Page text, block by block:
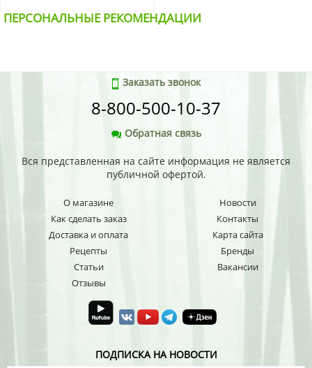
ПЕРСОНАЛЬНЫЕ РЕКОМЕНДАЦИИ
Заказать звонок
8-800-500-10-37
Обратная связь
Вся представленная на сайте информация не является
публичной офертой.
О магазине
Как сделать заказ
Доставка и оплата
Рецепты
Статьи
Отзывы
Новости
Контакты
Карта сайта
Бренды
Вакансии
ПОДПИСКА НА НОВОСТИ